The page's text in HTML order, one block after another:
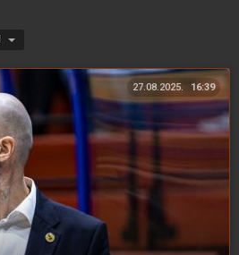
27.08.2025. 16:39